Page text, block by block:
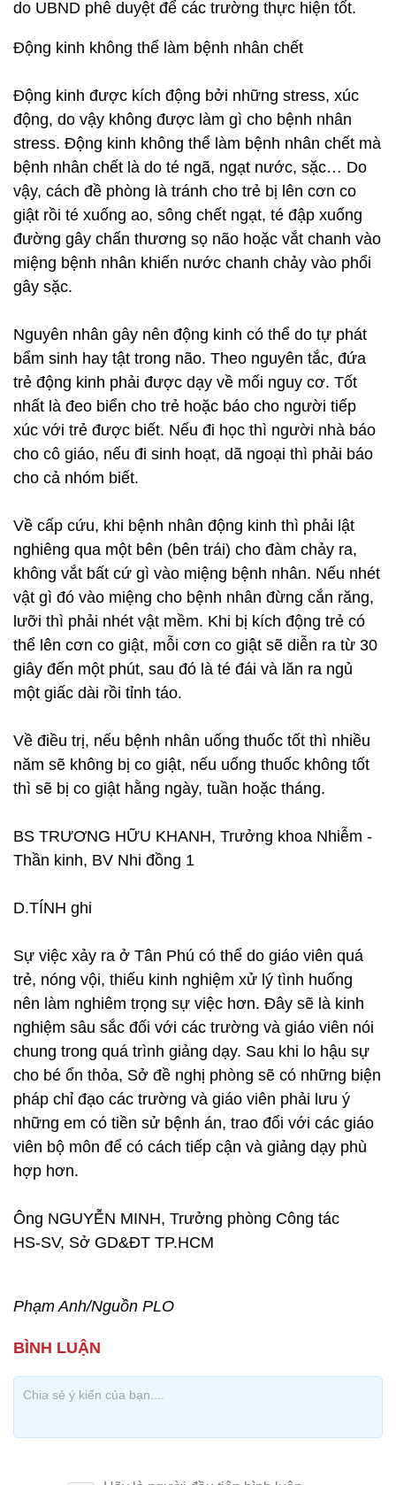
do UBND phê duyệt để các trường thực hiện tốt.
Động kinh không thể làm bệnh nhân chết
Động kinh được kích động bởi những stress, xúc
động, do vậy không được làm gì cho bệnh nhân
stress. Động kinh không thể làm bệnh nhân chết mà
bệnh nhân chết là do té ngã, ngạt nước, sặc… Do
vậy, cách đề phòng là tránh cho trẻ bị lên cơn co
giật rồi té xuống ao, sông chết ngạt, té đập xuống
đường gây chấn thương sọ não hoặc vắt chanh vào
miệng bệnh nhân khiến nước chanh chảy vào phổi
gây sặc.
Nguyên nhân gây nên động kinh có thể do tự phát
bẩm sinh hay tật trong não. Theo nguyên tắc, đứa
trẻ động kinh phải được dạy về mối nguy cơ. Tốt
nhất là đeo biển cho trẻ hoặc báo cho người tiếp
xúc với trẻ được biết. Nếu đi học thì người nhà báo
cho cô giáo, nếu đi sinh hoạt, dã ngoại thì phải báo
cho cả nhóm biết.
Về cấp cứu, khi bệnh nhân động kinh thì phải lật
nghiêng qua một bên (bên trái) cho đàm chảy ra,
không vắt bất cứ gì vào miệng bệnh nhân. Nếu nhét
vật gì đó vào miệng cho bệnh nhân đừng cắn răng,
lưỡi thì phải nhét vật mềm. Khi bị kích động trẻ có
thể lên cơn co giật, mỗi cơn co giật sẽ diễn ra từ 30
giây đến một phút, sau đó là té đái và lăn ra ngủ
một giấc dài rồi tỉnh táo.
Về điều trị, nếu bệnh nhân uống thuốc tốt thì nhiều
năm sẽ không bị co giật, nếu uống thuốc không tốt
thì sẽ bị co giật hằng ngày, tuần hoặc tháng.
BS TRƯƠNG HỮU KHANH, Trưởng khoa Nhiễm -
Thần kinh, BV Nhi đồng 1
D.TÍNH ghi
Sự việc xảy ra ở Tân Phú có thể do giáo viên quá
trẻ, nóng vội, thiếu kinh nghiệm xử lý tình huống
nên làm nghiêm trọng sự việc hơn. Đây sẽ là kinh
nghiệm sâu sắc đối với các trường và giáo viên nói
chung trong quá trình giảng dạy. Sau khi lo hậu sự
cho bé ổn thỏa, Sở đề nghị phòng sẽ có những biện
pháp chỉ đạo các trường và giáo viên phải lưu ý
những em có tiền sử bệnh án, trao đổi với các giáo
viên bộ môn để có cách tiếp cận và giảng dạy phù
hợp hơn.
Ông NGUYỄN MINH, Trưởng phòng Công tác
HS-SV, Sở GD&ĐT TP.HCM
Phạm Anh/Nguồn PLO